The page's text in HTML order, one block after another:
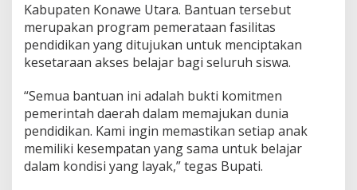
Kabupaten Konawe Utara. Bantuan tersebut
merupakan program pemerataan fasilitas
pendidikan yang ditujukan untuk menciptakan
kesetaraan akses belajar bagi seluruh siswa.
“Semua bantuan ini adalah bukti komitmen
pemerintah daerah dalam memajukan dunia
pendidikan. Kami ingin memastikan setiap anak
memiliki kesempatan yang sama untuk belajar
dalam kondisi yang layak,” tegas Bupati.